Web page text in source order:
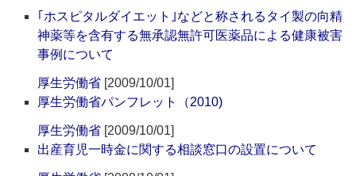
｢ホスピタルダイエット｣などと称されるタイ製の向精
神薬等を含有する無承認無許可医薬品による健康被害
事例について
厚生労働省 [2009/10/01]
厚生労働省パンフレット（2010)
厚生労働省 [2009/10/01]
出産育児一時金に関する相談窓口の設置について